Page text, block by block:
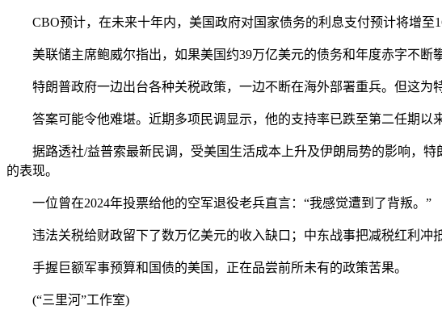
CBO预计，在未来十年内，美国政府对国家债务的利息支付预计将增至
美联储主席鲍威尔指出，如果美国约39万亿美元的债务和年度赤字不断
特朗普政府一边出台各种关税政策，一边不断在海外部署重兵。但这为特
答案可能令他难堪。近期多项民调显示，他的支持率已跌至第二任期以来
据路透社/益普索最新民调，受美国生活成本上升及伊朗局势的影响，特
的表现。
一位曾在2024年投票给他的空军退役老兵直言：“我感觉遭到了背叛。”
违法关税给财政留下了数万亿美元的收入缺口；中东战事把减税红利冲
手握巨额军事预算和国债的美国，正在品尝前所未有的政策苦果。
(“三里河”工作室)